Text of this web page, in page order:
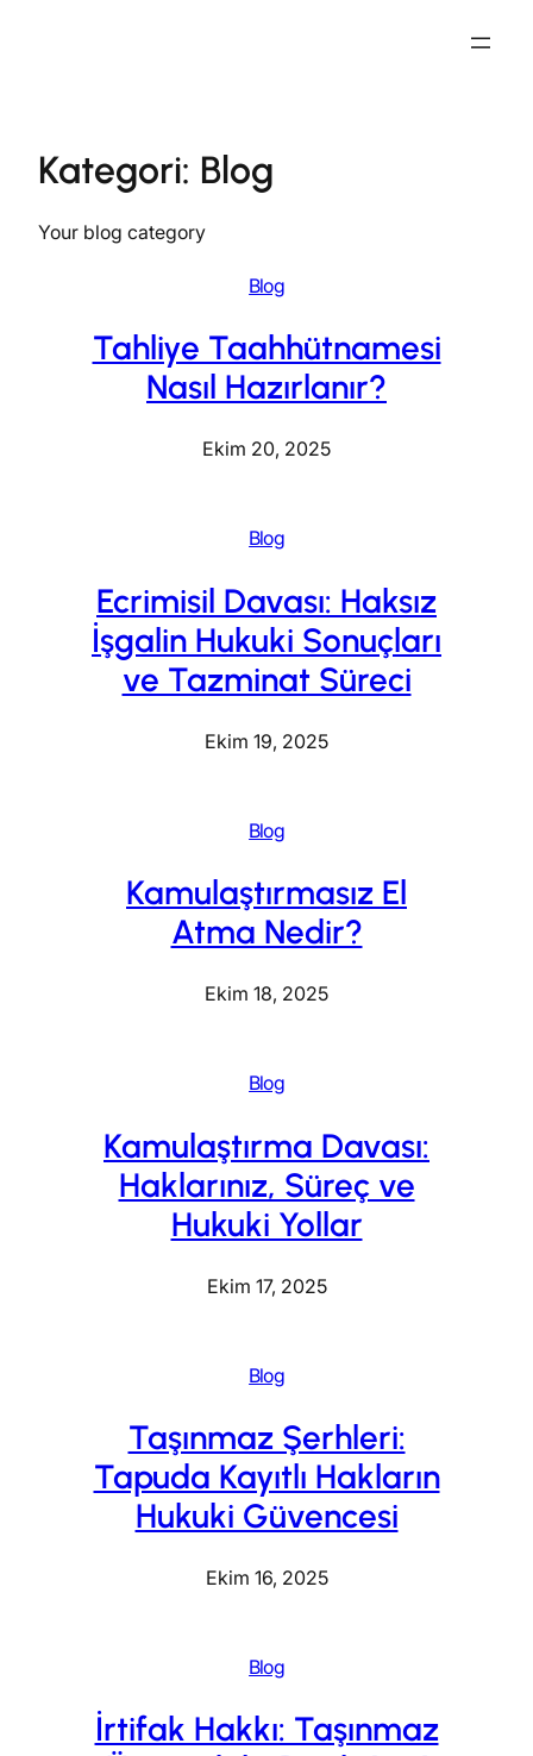
Kategori: Blog
Your blog category
Blog
Tahliye Taahhütnamesi
Nasıl Hazırlanır?
Ekim 20, 2025
Blog
Ecrimisil Davası: Haksız
İşgalin Hukuki Sonuçları
ve Tazminat Süreci
Ekim 19, 2025
Blog
Kamulaştırmasız El
Atma Nedir?
Ekim 18, 2025
Blog
Kamulaştırma Davası:
Haklarınız, Süreç ve
Hukuki Yollar
Ekim 17, 2025
Blog
Taşınmaz Şerhleri:
Tapuda Kayıtlı Hakların
Hukuki Güvencesi
Ekim 16, 2025
Blog
İrtifak Hakkı: Taşınmaz